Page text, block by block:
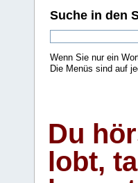
Suche in den
Wenn Sie nur ein
Die Menüs sind auf
Du
lobt,